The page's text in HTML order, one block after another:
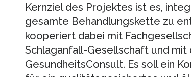
Kernziel des Projektes ist es,
gesamte Behandlungskette zu
kooperiert dabei mit
Schlaganfall-Gesellschaft und
GesundheitsConsult. Es soll ein